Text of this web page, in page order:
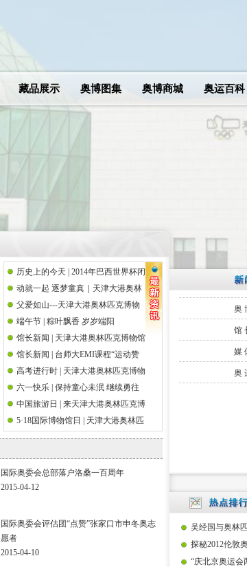
藏品展示 奥博图集 奥博商城 奥运百科
历史上的今天 | 2014年巴西世界杯闭
幕式
动就一起 逐梦童真｜天津大港奥林
匹克博物馆携手思而语幼儿园共庆
国际奥林匹克日
父爱如山---天津大港奥林匹克博物
馆祝天下父亲节日快乐
端午节 | 粽叶飘香 岁岁端阳
馆长新闻 | 天津大港奥林匹克博物馆
馆长吴经国先生参加第十八届海峡
论坛·海峡两岸关爱下一代成长论坛
馆长新闻 | 台师大EMI课程“运动赞
助策略研究”师生校外参访前国际奥
委会执行委员吴经国先生
高考进行时 | 天津大港奥林匹克博物
馆祝高考学子金榜题名
六一快乐 | 保持童心未泯 继续勇往
直前
中国旅游日 | 来天津大港奥林匹克博
物馆邂逅奥运文脉
5·18国际博物馆日 | 天津大港奥林匹
克博物馆举办筑桥梁 传圣火奥运观
影系列活动
国际奥委会总部落户洛桑一百周年
2015-04-12
国际奥委会评估团“点赞”张家口市申冬奥志
愿者
2015-04-10
奥
馆
媒
奥
吴经国与奥林
探秘2012伦敦
“庆北京奥运会